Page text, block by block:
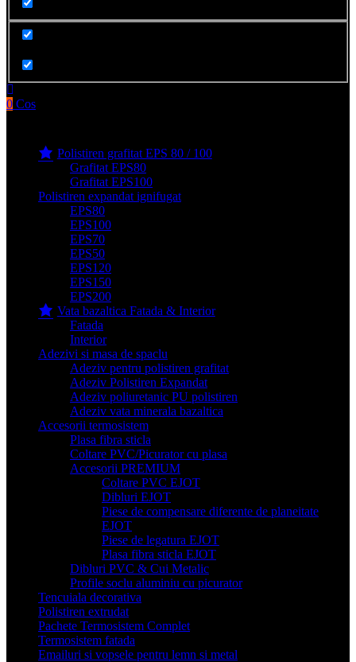
0 Cos
Polistiren grafitat EPS 80 / 100
Grafitat EPS80
Grafitat EPS100
Polistiren expandat ignifugat
EPS80
EPS100
EPS70
EPS50
EPS120
EPS150
EPS200
Vata bazaltica Fatada & Interior
Fatada
Interior
Adezivi si masa de spaclu
Adeziv pentru polistiren grafitat
Adeziv Polistiren Expandat
Adeziv poliuretanic PU polistiren
Adeziv vata minerala bazaltica
Accesorii termosistem
Plasa fibra sticla
Coltare PVC/Picurator cu plasa
Accesorii PREMIUM
Coltare PVC EJOT
Dibluri EJOT
Piese de compensare diferente de planeitate
EJOT
Piese de legatura EJOT
Plasa fibra sticla EJOT
Dibluri PVC & Cui Metalic
Profile soclu aluminiu cu picurator
Tencuiala decorativa
Polistiren extrudat
Pachete Termosistem Complet
Termosistem fatada
Emailuri si vopsele pentru lemn si metal